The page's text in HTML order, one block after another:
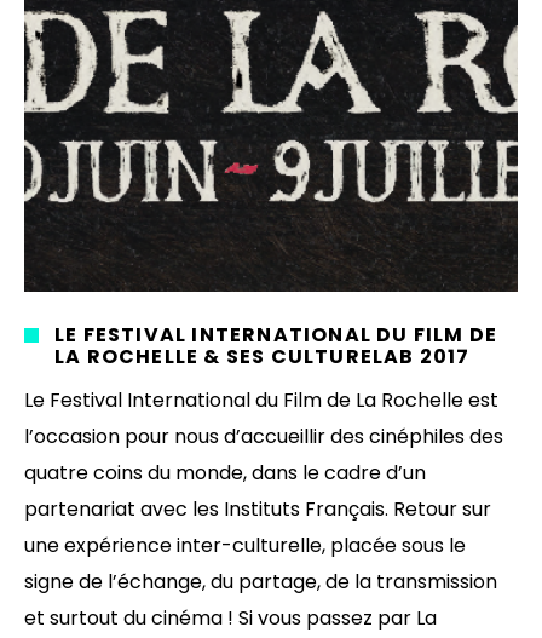
LE FESTIVAL INTERNATIONAL DU FILM DE
LA ROCHELLE & SES CULTURELAB 2017
Le Festival International du Film de La Rochelle est
l’occasion pour nous d’accueillir des cinéphiles des
quatre coins du monde, dans le cadre d’un
partenariat avec les Instituts Français. Retour sur
une expérience inter-culturelle, placée sous le
signe de l’échange, du partage, de la transmission
et surtout du cinéma ! Si vous passez par La